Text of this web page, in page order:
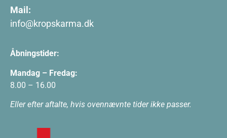
Mail:
info@kropskarma.dk
Åbningstider:
Mandag – Fredag:
8.00 – 16.00
Eller efter aftalte, hvis ovennævnte tider ikke passer.